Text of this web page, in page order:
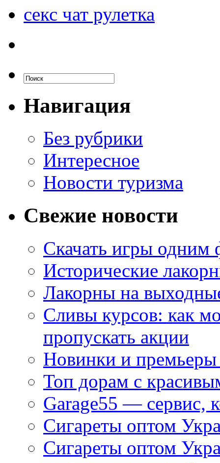
секс чат рулетка
Навигация
Без рубрики
Интересное
Новости туризма
Свежие новости
Скачать игры одним
Исторические
Лакорны на
Сливы курсов: как
пропускать акции
Новинки и
Топ дорам с
Garage55 — сервис,
Сигареты оптом
Сигареты оптом